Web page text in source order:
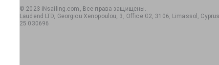
© 2023 iNsailing.com, Все права защищены.
Laudend LTD, Georgiou Xenopoulou, 3, Office G2, 3106, Limassol,
25 030696